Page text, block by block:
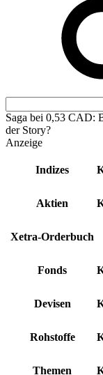
Saga bei 0,53 CAD:
der Story?
Anzeige
Indizes
Aktien
Xetra-Orderbuch
Fonds
Devisen
Rohstoffe
Themen